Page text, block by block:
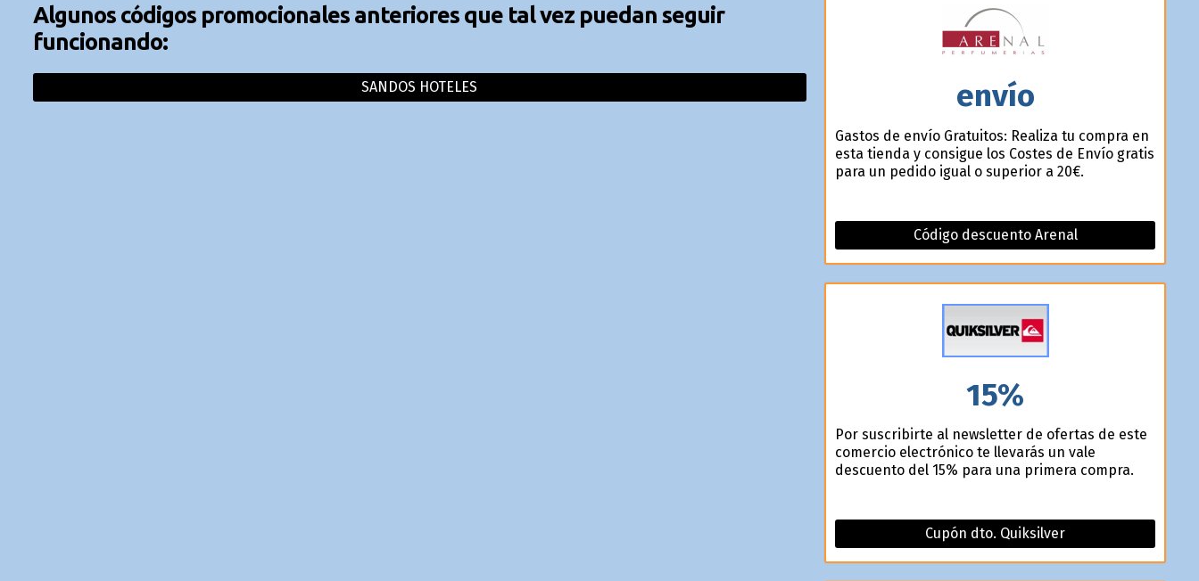
Algunos códigos promocionales anteriores que tal vez puedan seguir
funcionando:
SANDOS HOTELES envío
Gastos de envío Gratuitos: Realiza tu compra en
esta tienda y consigue los Costes de Envío gratis
para un pedido igual o superior a 20€.
Código descuento Arenal
15%
Por suscribirte al newsletter de ofertas de este
comercio electrónico te llevarás un vale
descuento del 15% para una primera compra.
Cupón dto. Quiksilver